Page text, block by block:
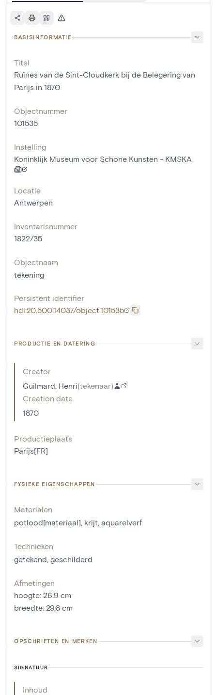
BASISINFORMATIE
Titel
Ruïnes van de Sint-Cloudkerk bij de Belegering van
Parijs in 1870
Objectnummer
101535
Instelling
Koninklijk Museum voor Schone Kunsten - KMSKA
Locatie
Antwerpen
Inventarisnummer
1822/35
Objectnaam
tekening
Persistent identifier
hdl:20.500.14037/object.101535
PRODUCTIE EN DATERING
Creator
Guilmard, Henri(tekenaar)
Creation date
1870
Productieplaats
Parijs[FR]
FYSIEKE EIGENSCHAPPEN
Materialen
potlood[materiaal], krijt, aquarelverf
Technieken
getekend, geschilderd
Afmetingen
hoogte: 26.9 cm
breedte: 29.8 cm
OPSCHRIFTEN EN MERKEN
SIGNATUUR
Inhoud